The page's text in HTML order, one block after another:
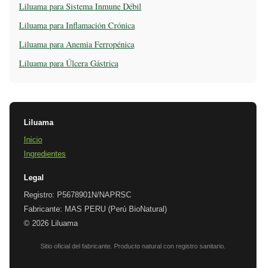
Liluama para Sistema Inmune Débil
Liluama para Inflamación Crónica
Liluama para Anemia Ferropénica
Liluama para Úlcera Gástrica
Liluama
Inicio
Ingredientes
Legal
Registro: P5678901N/NAPRSC
Fabricante: MAS PERU (Perú BioNatural)
© 2026 Liluama
Sitio oficial del fabricante. Producto natural con registro sanitario.